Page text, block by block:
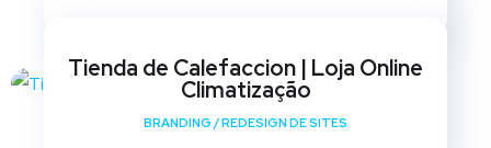
Tienda de Calefaccion | Loja Online
Climatização
BRANDING /REDESIGN DE SITES